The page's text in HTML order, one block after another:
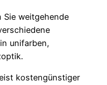
Sie weitgehende
unifarben,
kostengünstiger